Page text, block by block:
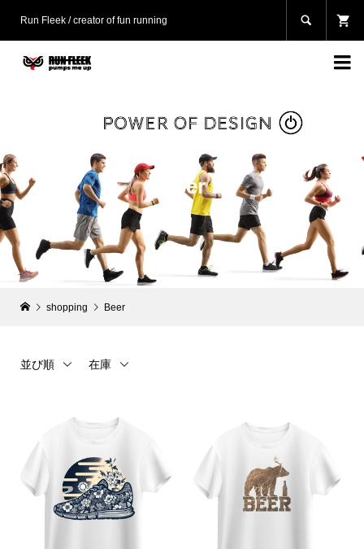
Run Fleek / creator of fun running 

Beer
shopping Beer
並び順 在庫